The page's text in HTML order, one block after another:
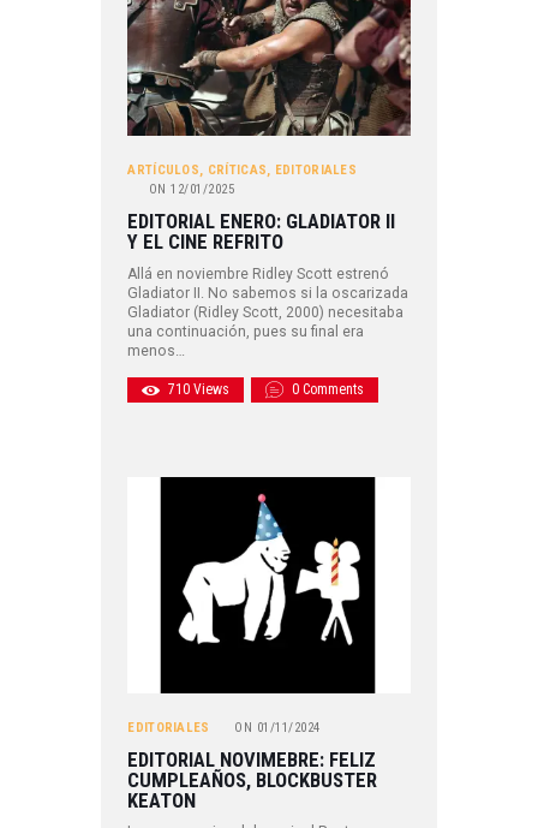
ARTÍCULOS, CRÍTICAS, EDITORIALES
ON 12/01/2025
EDITORIAL ENERO: GLADIATOR II
Y EL CINE REFRITO
Allá en noviembre Ridley Scott estrenó
Gladiator II. No sabemos si la oscarizada
Gladiator (Ridley Scott, 2000) necesitaba
una continuación, pues su final era
menos…
710 Views 0 Comments
EDITORIALES ON 01/11/2024
EDITORIAL NOVIMEBRE: FELIZ
CUMPLEAÑOS, BLOCKBUSTER
KEATON